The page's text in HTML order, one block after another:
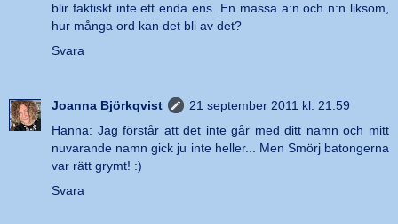
blir faktiskt inte ett enda ens. En massa a:n och n:n liksom,
hur många ord kan det bli av det?
Svara
Joanna Björkqvist
21 september 2011 kl. 21:59
Hanna: Jag förstår att det inte går med ditt namn och mitt
nuvarande namn gick ju inte heller... Men Smörj batongerna
var rätt grymt! :)
Svara